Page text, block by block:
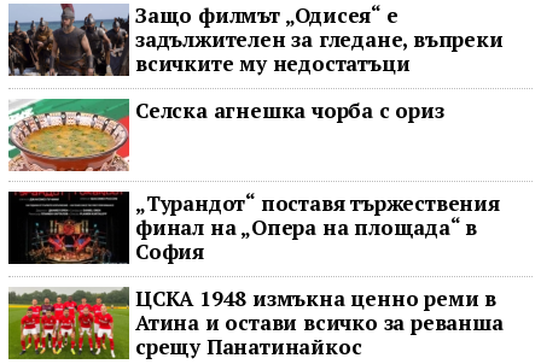
Защо филмът „Одисея“ е
задължителен за гледане, въпреки
всичките му недостатъци
Селска агнешка чорба с ориз
„Турандот“ поставя тържествения
финал на „Опера на площада“ в
София
ЦСКА 1948 измъкна ценно реми в
Атина и остави всичко за реванша
срещу Панатинайкос